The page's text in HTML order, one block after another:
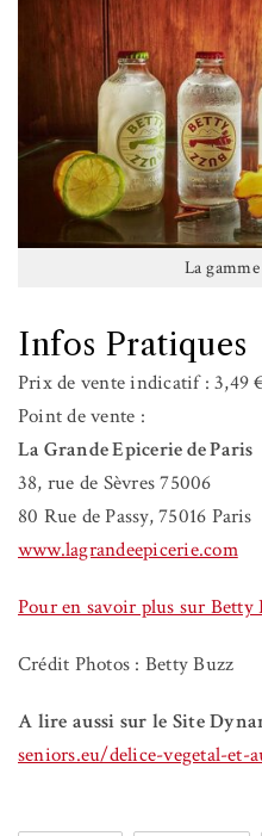
La
Infos Pratiques
Prix de vente indicatif : 3,49
Point de vente :
La Grande Epicerie de Paris
38, rue de Sèvres 75006
80 Rue de Passy, 75016 Paris
www.lagrandeepicerie.com
Pour en savoir plus sur Betty
Crédit Photos : Betty Buzz
A lire aussi sur le Site
seniors.eu/delice-vegetal-et-